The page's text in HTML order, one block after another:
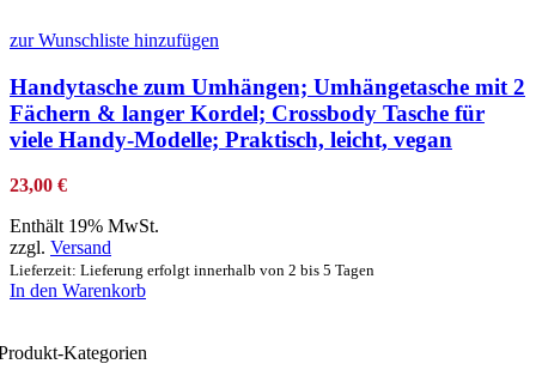
zur Wunschliste hinzufügen
Handytasche zum Umhängen; Umhängetasche mit 2
Fächern & langer Kordel; Crossbody Tasche für
viele Handy-Modelle; Praktisch, leicht, vegan
23,00 €
Enthält 19% MwSt.
zzgl. Versand
Lieferzeit: Lieferung erfolgt innerhalb von 2 bis 5 Tagen
In den Warenkorb
Kategorien